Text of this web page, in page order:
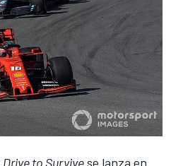
Drive to Survivese lanza en